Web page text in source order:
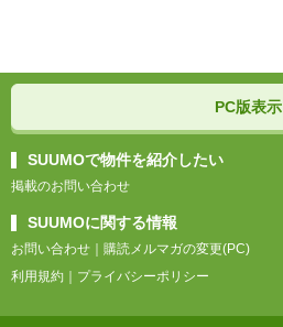
PC版表示
SUUMOで物件を紹介したい
掲載のお問い合わせ
SUUMOに関する情報
お問い合わせ
購読メルマガの変更(PC)
利用規約
プライバシーポリシー